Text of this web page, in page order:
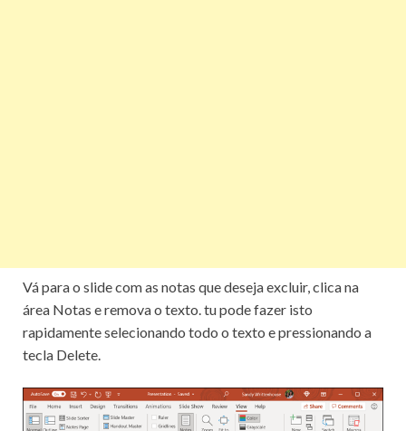
Vá para o slide com as notas que deseja excluir, clica na
área Notas e remova o texto. tu pode fazer isto
rapidamente selecionando todo o texto e pressionando a
tecla Delete.